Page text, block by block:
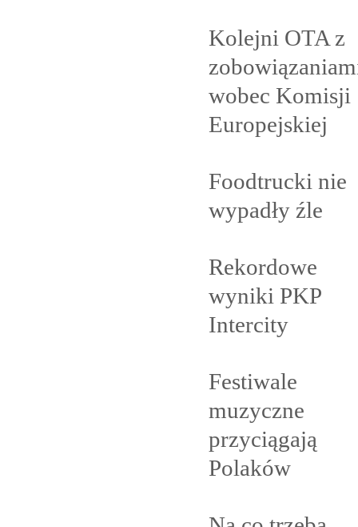
Kolejni OTA z
wobec Komisji
Europejskiej
Foodtrucki nie
wypadły źle
Rekordowe
wyniki PKP
Intercity
Festiwale
muzyczne
przyciągają
Polaków